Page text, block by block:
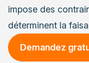
impose des
déterminent la
Demandez